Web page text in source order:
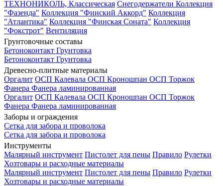
ТЕХНОНИКОЛЬ, Классическая Снегодержатели Коллекция
"Фазенда" Коллекция "Финский Аккорд" Коллекция
"Атлантика" Коллекция "Финская Соната" Коллекция
"Фокстрот" Вентиляция
Грунтовочные составы
Бетоноконтакт Грунтовка
Бетоноконтакт Грунтовка
Древесно-плитные материалы
Оргалит ОСП Калевала ОСП Кроношпан ОСП Торжок
Фанера Фанера ламинированная
Оргалит ОСП Калевала ОСП Кроношпан ОСП Торжок
Фанера Фанера ламинированная
Заборы и ограждения
Сетка для забора и проволока
Сетка для забора и проволока
Инструменты
Малярный инструмент Пистолет для пены Правило Рулетки
Хозтовары и расходные материалы
Малярный инструмент Пистолет для пены Правило Рулетки
Хозтовары и расходные материалы